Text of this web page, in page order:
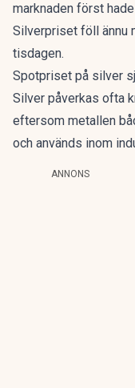
marknaden först
Silverpriset föll ännu
tisdagen.
Spotpriset på silver
Silver påverkas ofta
eftersom metallen
och används inom
ANNONS